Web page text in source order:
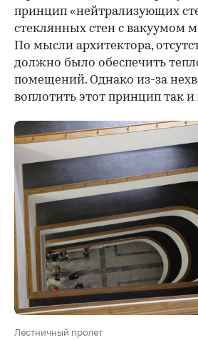
принцип «нейтрализующих
стеклянных стен с вакуумом
По мысли архитектора,
должно было обеспечить
помещений. Однако из-за
воплотить этот принцип так и
Лестничный пролет